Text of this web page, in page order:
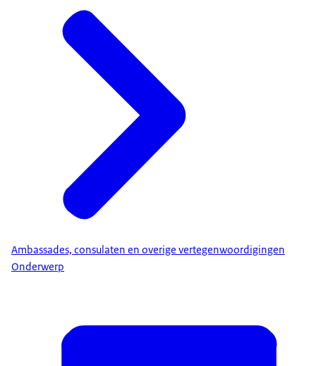
Ministerie van Buitenlandse Zaken (BZ)
Ambassades, consulaten en overige vertegenwoordigingen
Onderwerp